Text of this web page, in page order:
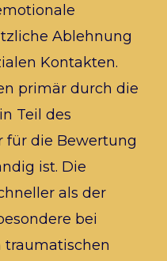
Ablehnung
Kontakten.
primär durch die
Teil des
für die Bewertung
ist. Die
als der
bei
traumatischen